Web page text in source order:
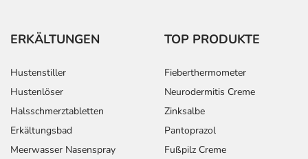
ERKÄLTUNGEN
Hustenstiller
Hustenlöser
Halsschmerztabletten
Erkältungsbad
Meerwasser Nasenspray
TOP PRODUKTE
Fieberthermometer
Neurodermitis Creme
Zinksalbe
Pantoprazol
Fußpilz Creme